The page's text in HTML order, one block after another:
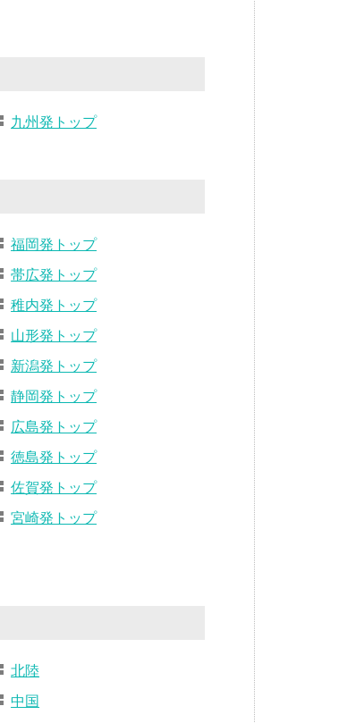
九州発トップ
福岡発トップ
帯広発トップ
稚内発トップ
山形発トップ
新潟発トップ
静岡発トップ
広島発トップ
徳島発トップ
佐賀発トップ
宮崎発トップ
北陸
中国